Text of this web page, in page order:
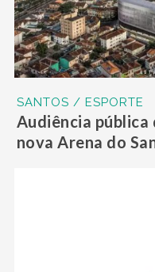
SANTOS / ESPORTE
Audiência
nova Arena do